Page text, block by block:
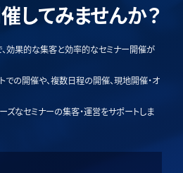
してみませんか？
効果的な集客と効率的なセミナー開催が
での開催や、複数日程の開催、現地開催・オ
ズなセミナーの集客・運営をサポートしま